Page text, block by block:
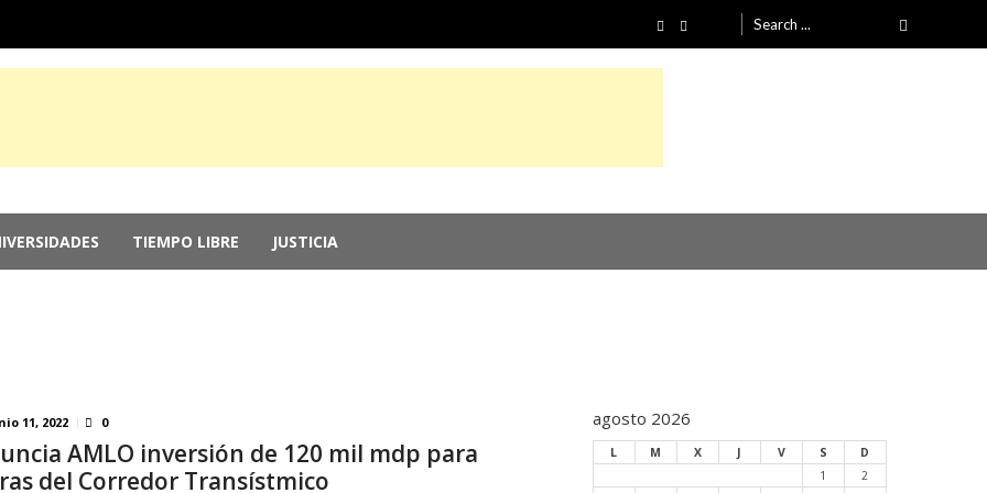
Search
for:
TIEMPO LIBRE JUSTICIA
Más de 250 medallas y busca récord...
del chef Anthony Bourdain
el Parlamento aprueba reformas ...
11, 2022 0
AMLO inversión de 120 mil mdp para
del Corredor Transístmico
agosto 2026
L M X J V S
D
1
2